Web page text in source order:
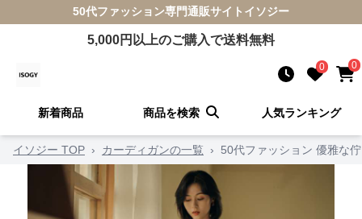
50代ファッション専門通販サイト イソジー
5,000円以上のご購入で送料無料
0 0
新着商品 商品を検索 人気ランキング
イソジー TOP › カーディガンの一覧 › 50代ファッション 優雅な